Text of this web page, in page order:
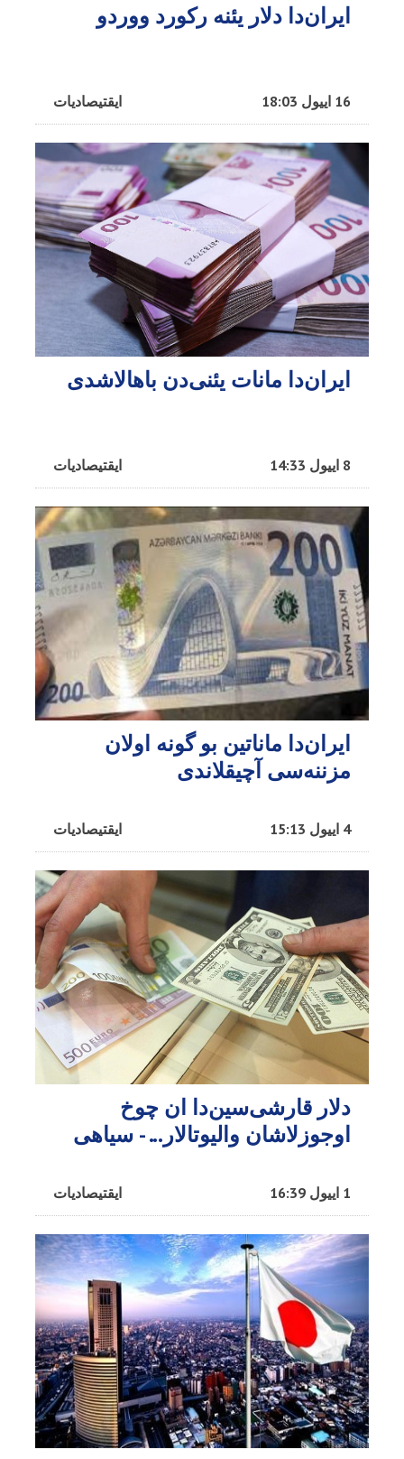
ایران‌دا دلار یئنه رکورد ووردو
ایقتیصادیات 16 اییول 18:03
ایران‌دا مانات یئنی‌دن باهالاشدی
ایقتیصادیات 8 اییول 14:33
ایران‌دا ماناتین بو گونه اولان
مزننه‌سی آچیقلاندی
ایقتیصادیات 4 اییول 15:13
دلار قارشی‌سین‌دا ان چوخ
اوجوزلاشان والیوتالار... - سیاهی
ایقتیصادیات 1 اییول 16:39